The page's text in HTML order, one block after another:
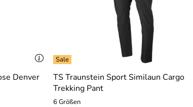
Denver
TS Traunstein Sport Similaun Cargo
Trekking Pant
6 Größen